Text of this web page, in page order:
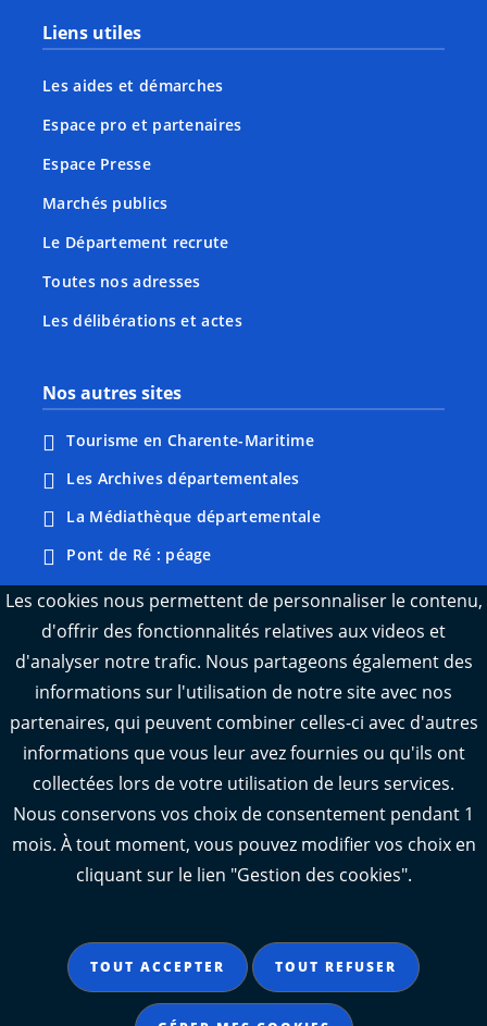
Liens utiles
Les aides et démarches
Espace pro et partenaires
Espace Presse
Marchés publics
Le Département recrute
Toutes nos adresses
Les délibérations et actes
Nos autres sites
Tourisme en Charente-Maritime
Les Archives départementales
La Médiathèque départementale
Pont de Ré : péage
Webcams : Ré info trafic
Webcams : Oléron info trafic
Manger 17
L'Observatoire des territoires de Charente-
Maritime
Accessibilité : partiellement conforme
Mentions légales
Données personnelles
Les cookies nous permettent de personnaliser le contenu,
d'offrir des fonctionnalités relatives aux videos et
d'analyser notre trafic. Nous partageons également des
informations sur l'utilisation de notre site avec nos
partenaires, qui peuvent combiner celles-ci avec d'autres
informations que vous leur avez fournies ou qu'ils ont
collectées lors de votre utilisation de leurs services.
Nous conservons vos choix de consentement pendant 1
mois. À tout moment, vous pouvez modifier vos choix en
cliquant sur le lien "Gestion des cookies".
TOUT ACCEPTER TOUT REFUSER